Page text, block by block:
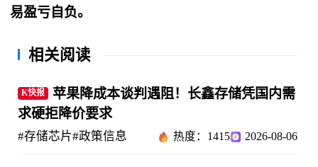
易盈亏自负。
相关阅读
K快报
苹果降成本谈判遇阻！长鑫存储凭国内需
求硬拒降价要求
#存储芯片#政策信息 热度：1415 2026-08-06